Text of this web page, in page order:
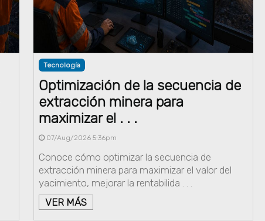
Tecnología
Optimización de la secuencia de
extracción minera para
maximizar el . . .
07/Aug/2026 5:36pm
Conoce cómo optimizar la secuencia de
extracción minera para maximizar el valor del
yacimiento, mejorar la rentabilida . . .
VER MÁS